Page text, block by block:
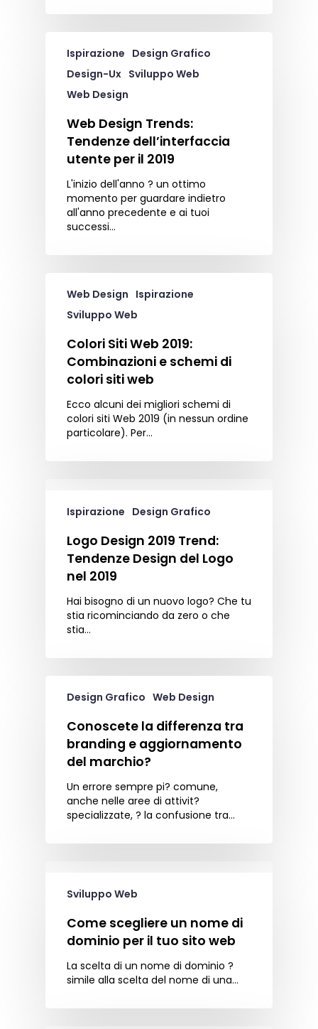
Ispirazione Design Grafico
Design-Ux Sviluppo Web
Web Design
Web Design Trends:
Tendenze dell’interfaccia
utente per il 2019
L'inizio dell'anno ? un ottimo
momento per guardare indietro
all'anno precedente e ai tuoi
successi…
Web Design Ispirazione
Sviluppo Web
Colori Siti Web 2019:
Combinazioni e schemi di
colori siti web
Ecco alcuni dei migliori schemi di
colori siti Web 2019 (in nessun ordine
particolare). Per…
Ispirazione Design Grafico
Logo Design 2019 Trend:
Tendenze Design del Logo
nel 2019
Hai bisogno di un nuovo logo? Che tu
stia ricominciando da zero o che
stia…
Design Grafico Web Design
Conoscete la differenza tra
branding e aggiornamento
del marchio?
Un errore sempre pi? comune,
anche nelle aree di attivit?
specializzate, ? la confusione tra…
Sviluppo Web
Come scegliere un nome di
dominio per il tuo sito web
La scelta di un nome di dominio ?
simile alla scelta del nome di una…